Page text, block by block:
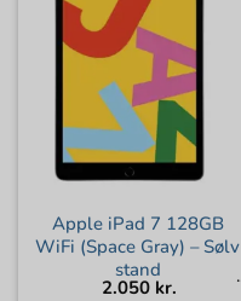
Apple iPad 7 128GB
WiFi (Space Gray) – Sølv
stand
2.050 kr.